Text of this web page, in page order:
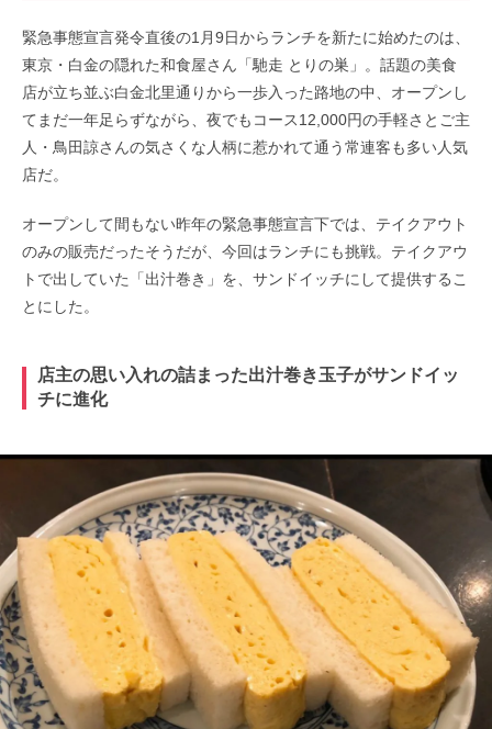
緊急事態宣言発令直後の1月9日からランチを新たに始めたのは、
東京・白金の隠れた和食屋さん「馳走 とりの巣」。話題の美食
店が立ち並ぶ白金北里通りから一歩入った路地の中、オープンし
てまだ一年足らずながら、夜でもコース12,000円の手軽さとご主
人・鳥田諒さんの気さくな人柄に惹かれて通う常連客も多い人気
店だ。
オープンして間もない昨年の緊急事態宣言下では、テイクアウト
のみの販売だったそうだが、今回はランチにも挑戦。テイクアウ
トで出していた「出汁巻き」を、サンドイッチにして提供するこ
とにした。
店主の思い入れの詰まった出汁巻き玉子がサンドイッ
チに進化